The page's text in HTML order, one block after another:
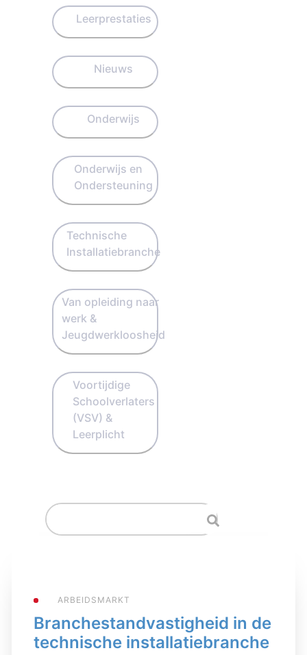
Leerprestaties
Nieuws
Onderwijs
Onderwijs en
Ondersteuning
Technische
Installatiebranche
Van opleiding naar
werk &
Jeugdwerkloosheid
Voortijdige
Schoolverlaters
(VSV) &
Leerplicht
ARBEIDSMARKT
Branchestandvastigheid in de
technische installatiebranche